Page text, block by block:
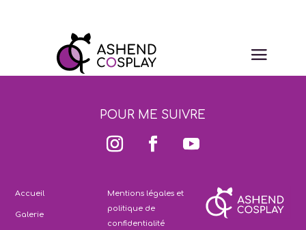
POUR ME SUIVRE
Accueil
Galerie
Mentions légales et
politique de
confidentialité